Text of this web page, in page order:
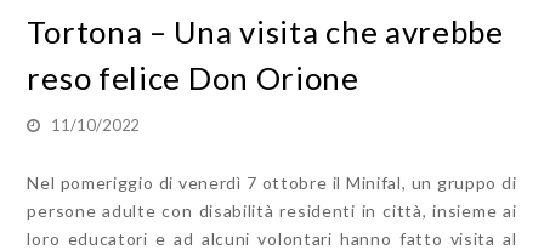
Tortona – Una visita che avrebbe
reso felice Don Orione
11/10/2022
Nel pomeriggio di venerdì 7 ottobre il Minifal, un gruppo di
persone adulte con disabilità residenti in città, insieme ai
loro educatori e ad alcuni volontari hanno fatto visita al